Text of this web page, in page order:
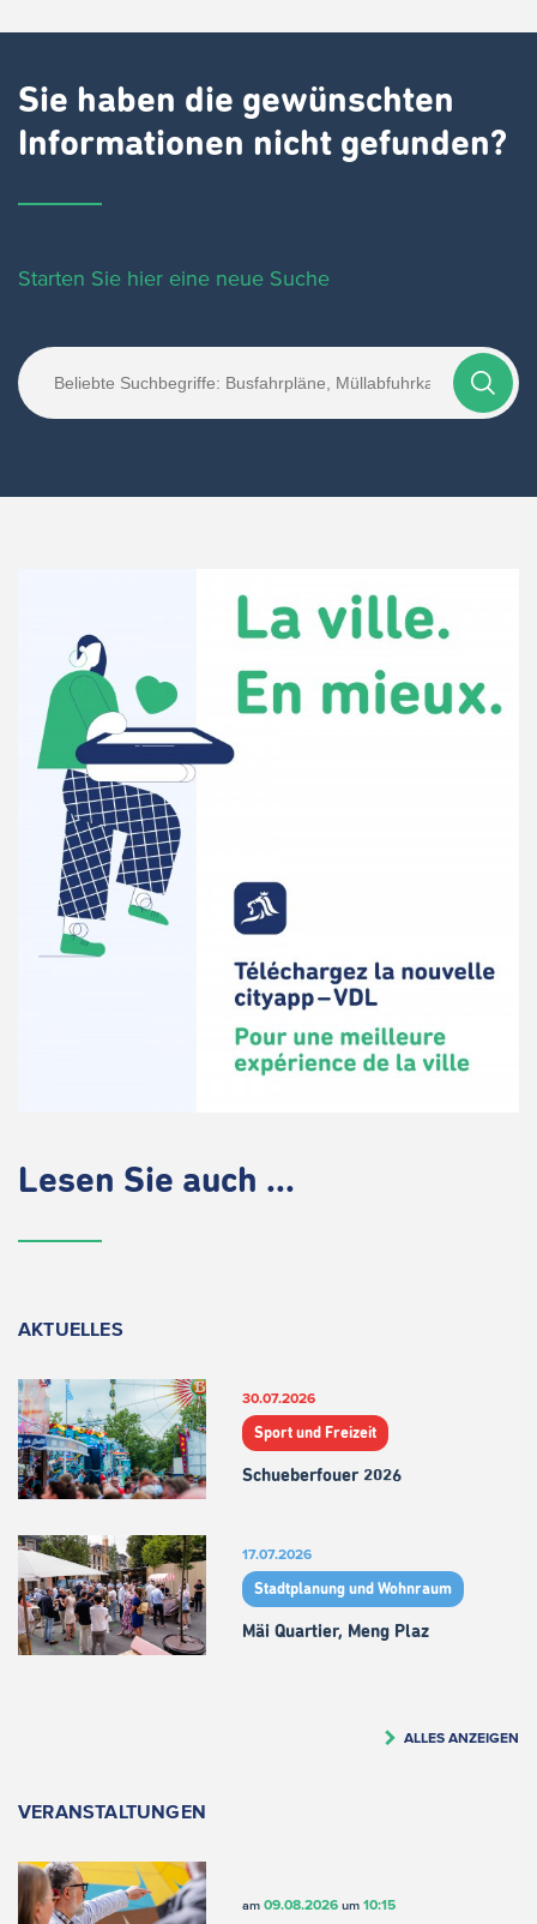
Sie haben die gewünschten
Informationen nicht gefunden?
Starten Sie hier eine neue Suche
Lesen Sie auch ...
AKTUELLES
30.07.2026
Sport und Freizeit
Schueberfouer 2026
17.07.2026
Stadtplanung und Wohnraum
Mäi Quartier, Meng Plaz
ALLES ANZEIGEN
VERANSTALTUNGEN
am 09.08.2026um 10:15